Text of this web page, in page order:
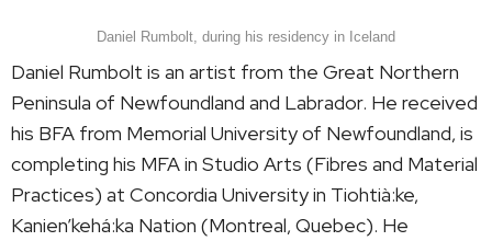
Daniel Rumbolt, during his residency in Iceland
Daniel Rumbolt is an artist from the Great Northern
Peninsula of Newfoundland and Labrador. He received
his BFA from Memorial University of Newfoundland, is
completing his MFA in Studio Arts (Fibres and Material
Practices) at Concordia University in Tiohtià:ke,
Kanien’kehá:ka Nation (Montreal, Quebec). He